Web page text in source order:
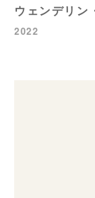
ウェンデリン
2022